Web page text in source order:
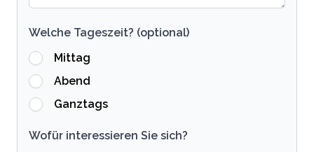
Welche Tageszeit? (optional)
Mittag
Abend
Ganztags
Wofür interessieren Sie sich?